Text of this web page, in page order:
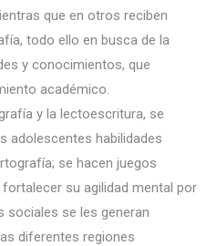
que en otros reciben
todo ello en busca de la
y conocimientos, que
académico.
y la lectoescritura, se
adolescentes habilidades
se hacen juegos
su agilidad mental por
sociales se les generan
diferentes regiones